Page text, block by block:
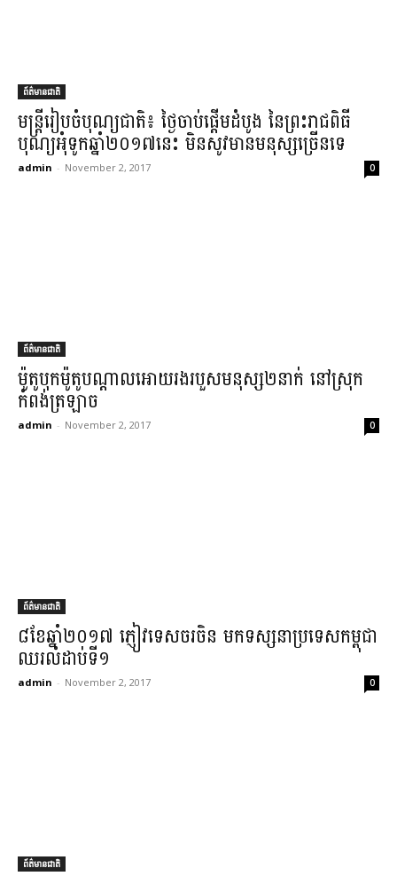
ព័ត៌មានជាតិ
មន្ត្រី​រៀបចំ​បុណ្យជាតិ​៖ ថ្ងៃ​ចាប់​ផ្តើមដំបូង នៃ​ព្រះ​រាជពិធី​
បុណ្យអុំទូក​ឆ្នាំ​២០១៧​នេះ មិនសូវមាន​មនុស្ស​ច្រើន​ទេ​
admin - November 2, 2017 0
ព័ត៌មានជាតិ
ម៉ូតូ​បុក​ម៉ូតូ​បណ្តាលអោយ​រងរបួស​មនុស្ស​២​នាក់ នៅ​ស្រុក​
កំពង់ត្រឡាច​
admin - November 2, 2017 0
ព័ត៌មានជាតិ
៨​ខែ​ឆ្នាំ​២០១៧ ភ្ញៀវទេសចរ​ចិន មក​ទស្សនា​ប្រទេស​កម្ពុជា
ឈរ​លំដាប់​ទី​១
admin - November 2, 2017 0
ព័ត៌មានជាតិ